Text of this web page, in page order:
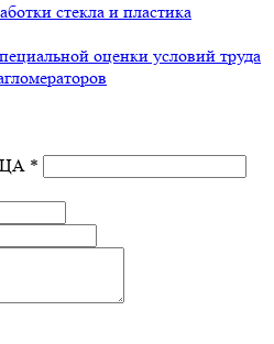
стекла и пластика
оценки условий труда
*